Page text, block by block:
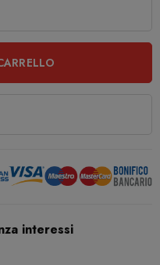
interessi